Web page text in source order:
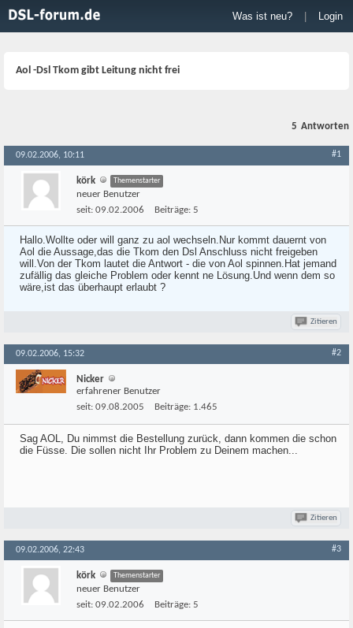
Was ist neu? Login
Aol -Dsl Tkom gibt Leitung nicht frei
5 Antworten
09.02.2006, 10:11 #1
körk Themenstarter
neuer Benutzer
seit: 09.02.2006 Beiträge: 5
Hallo.Wollte oder will ganz zu aol wechseln.Nur kommt dauernt von
Aol die Aussage,das die Tkom den Dsl Anschluss nicht freigeben
will.Von der Tkom lautet die Antwort - die von Aol spinnen.Hat jemand
zufällig das gleiche Problem oder kennt ne Lösung.Und wenn dem so
wäre,ist das überhaupt erlaubt ?
Zitieren
09.02.2006, 15:32 #2
Nicker
erfahrener Benutzer
seit: 09.08.2005 Beiträge: 1.465
Sag AOL, Du nimmst die Bestellung zurück, dann kommen die schon
die Füsse. Die sollen nicht Ihr Problem zu Deinem machen...
Zitieren
09.02.2006, 22:43 #3
körk Themenstarter
neuer Benutzer
seit: 09.02.2006 Beiträge: 5